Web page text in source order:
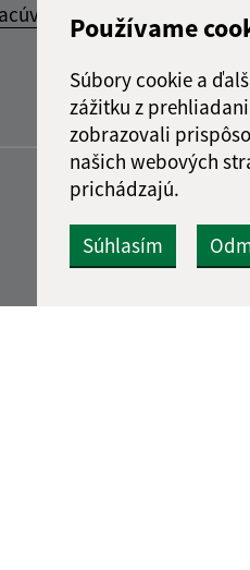
Používame
Súbory cookie a
zážitku z
zobrazovali
našich webových
prichádzajú.
Súhlasím
osobných